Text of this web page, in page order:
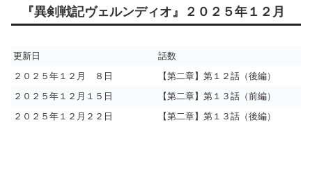
『異剣戦記ヴェルンディオ』２０２５年１２月
更新日
話数
２０２５年１２月 ８日
【第二章】第１２話（後編）
２０２５年１２月１５日
【第二章】第１３話（前編）
２０２５年１２月２２日
【第二章】第１３話（後編）